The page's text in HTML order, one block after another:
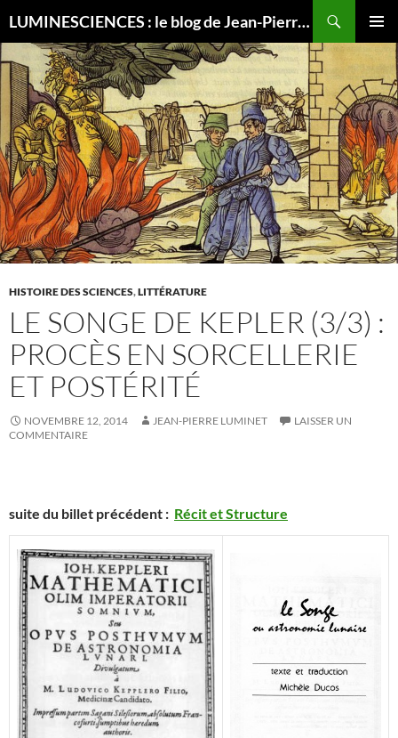
LUMINESCIENCES : le blog de Jean-Pierre LUMINET, astrophysicien
MENU
CONTENU
HISTOIRE DES SCIENCES,LITTÉRATURE
LE SONGE DE KEPLER (3/3) :
PROCÈS EN SORCELLERIE
ET POSTÉRITÉ
NOVEMBRE 12, 2014 JEAN-PIERRE LUMINET
LAISSER UN
COMMENTAIRE
suite du billet précédent : Récit et Structure